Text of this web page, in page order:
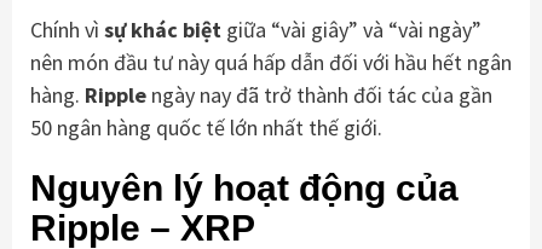
Chính vì sự khác biệt giữa “vài giây” và “vài ngày”
nên món đầu tư này quá hấp dẫn đối với hầu hết ngân
hàng. Ripple ngày nay đã trở thành đối tác của gần
50 ngân hàng quốc tế lớn nhất thế giới.
Nguyên lý hoạt động của
Ripple – XRP